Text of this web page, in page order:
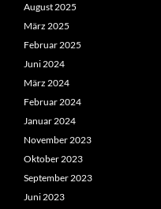
August 2025
März 2025
Februar 2025
Juni 2024
März 2024
Februar 2024
Januar 2024
November 2023
Oktober 2023
September 2023
Juni 2023